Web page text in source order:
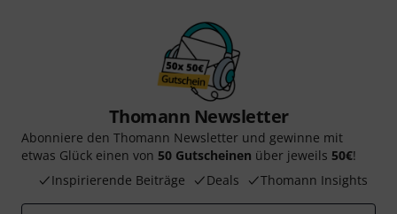
Thomann Newsletter
Abonniere den Thomann Newsletter und gewinne mit
etwas Glück einen von 50 Gutscheinen über jeweils 50€!
Inspirierende Beiträge
Deals Thomann Insights